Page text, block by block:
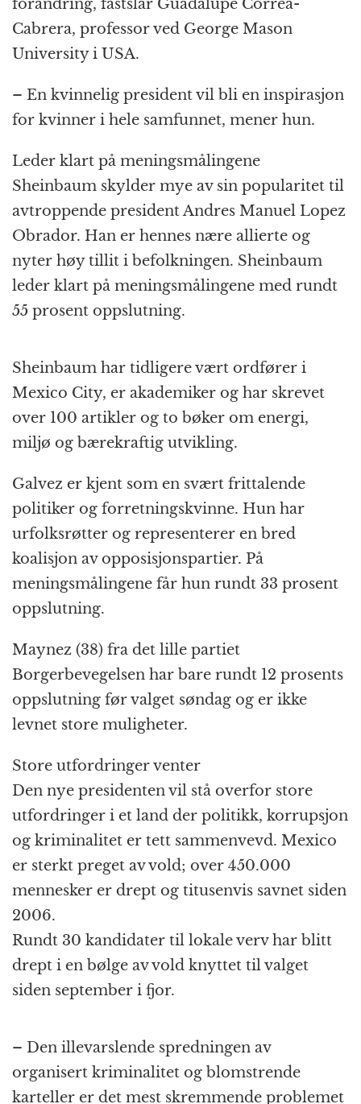
forandring, fastslår Guadalupe Correa-
Cabrera, professor ved George Mason
University i USA.
– En kvinnelig president vil bli en inspirasjon
for kvinner i hele samfunnet, mener hun.
Leder klart på meningsmålingene
Sheinbaum skylder mye av sin popularitet til
avtroppende president Andres Manuel Lopez
Obrador. Han er hennes nære allierte og
nyter høy tillit i befolkningen. Sheinbaum
leder klart på meningsmålingene med rundt
55 prosent oppslutning.
Sheinbaum har tidligere vært ordfører i
Mexico City, er akademiker og har skrevet
over 100 artikler og to bøker om energi,
miljø og bærekraftig utvikling.
Galvez er kjent som en svært frittalende
politiker og forretningskvinne. Hun har
urfolksrøtter og representerer en bred
koalisjon av opposisjonspartier. På
meningsmålingene får hun rundt 33 prosent
oppslutning.
Maynez (38) fra det lille partiet
Borgerbevegelsen har bare rundt 12 prosents
oppslutning før valget søndag og er ikke
levnet store muligheter.
Store utfordringer venter
Den nye presidenten vil stå overfor store
utfordringer i et land der politikk, korrupsjon
og kriminalitet er tett sammenvevd. Mexico
er sterkt preget av vold; over 450.000
mennesker er drept og titusenvis savnet siden
2006.
Rundt 30 kandidater til lokale verv har blitt
drept i en bølge av vold knyttet til valget
siden september i fjor.
– Den illevarslende spredningen av
organisert kriminalitet og blomstrende
karteller er det mest skremmende problemet